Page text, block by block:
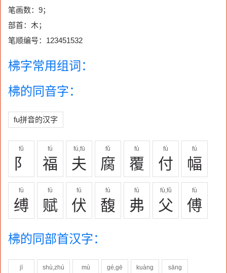
笔画数：9；
部首：木；
笔顺编号：123451532
柫字常用组词：
柫的同音字：
fu拼音的汉字
fǔ
阝
fú
福
fú,fū
夫
fǔ
腐
fù
覆
fù
付
fú
幅
fù
缚
fù
赋
fú
伏
fù
馥
fú
弗
fù,fǔ
父
fù
傅
柫的同部首汉字：
jī shù,zhú mù gé,gē kuàng sāng